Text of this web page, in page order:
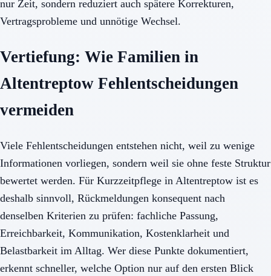
nur Zeit, sondern reduziert auch spätere Korrekturen,
Vertragsprobleme und unnötige Wechsel.
Vertiefung: Wie Familien in
Altentreptow Fehlentscheidungen
vermeiden
Viele Fehlentscheidungen entstehen nicht, weil zu wenige
Informationen vorliegen, sondern weil sie ohne feste Struktur
bewertet werden. Für Kurzzeitpflege in Altentreptow ist es
deshalb sinnvoll, Rückmeldungen konsequent nach
denselben Kriterien zu prüfen: fachliche Passung,
Erreichbarkeit, Kommunikation, Kostenklarheit und
Belastbarkeit im Alltag. Wer diese Punkte dokumentiert,
erkennt schneller, welche Option nur auf den ersten Blick